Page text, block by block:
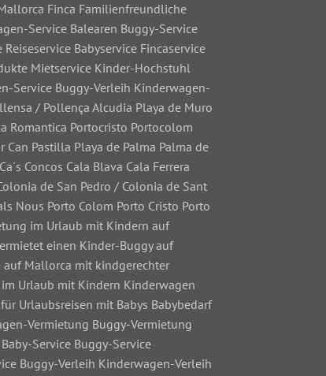
Finca Familienfreundliche
Service Balearen Buggy-Service
Babyservice Fincaservice
Mietservice Kinder-Hochstuhl
Service Buggy-Verleih Kinderwagen-
/ Pollença Alcudia Playa de Muro
Romantica Portocristo Portocolom
Pastilla Playa de Palma Palma de
Concos Cala Blava Cala Ferrera
de San Pedro / Colonia de Sant
Nous Porto Colom Porto Cristo Porto
im Urlaub mit Kindern auf
einen Kinder-Buggy auf
Mallorca mit kindgerechter
Urlaub mit Kindern Kinderwagen
Urlaubsreisen mit Babys Babybedarf
Vermietung Buggy-Vermietung
Service Buggy-Service
Buggy-Verleih Kinderwagen-Verleih